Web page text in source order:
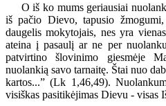
O iš ko mums geriausiai
iš pačio Dievo, tapusio
daugelis mokytojais, nes yra
ateina į pasaulį ar ne per
patvirtino šlovinimo giesmėje
nuolankią savo tarnaitę. Štai nuo
kartos...” (Lk 1,46,49).
visiškas pasitikėjimas Dievu - visas